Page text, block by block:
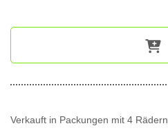
Verkauft in Packungen mit 4 Rädern